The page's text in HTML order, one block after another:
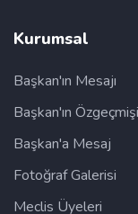
Kurumsal
Başkan'ın Mesajı
Başkan'ın Özgeçmişi
Başkan'a Mesaj
Fotoğraf Galerisi
Meclis Üyeleri